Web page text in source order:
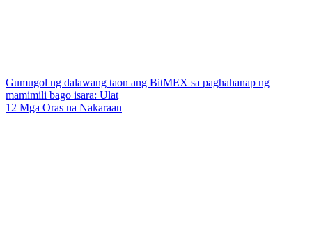
Gumugol ng dalawang taon ang BitMEX sa paghahanap ng
mamimili bago isara: Ulat
12 Mga Oras na Nakaraan